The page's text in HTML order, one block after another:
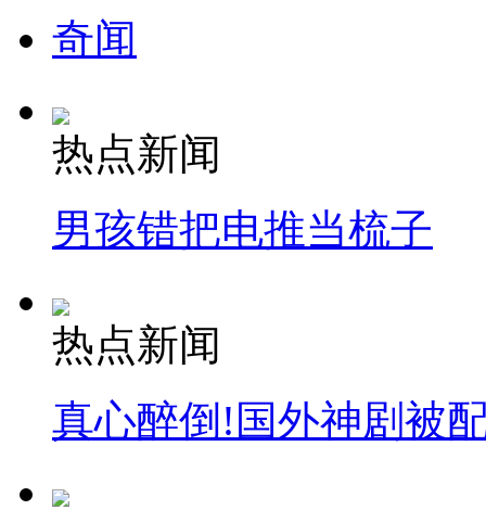
奇闻
热点新闻
男孩错把电推当梳子
热点新闻
真心醉倒!国外神剧被